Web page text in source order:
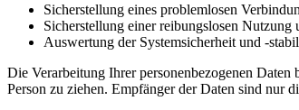
Sicherstellung eines problemlosen
Sicherstellung einer reibungslosen Nutzung
Auswertung der Systemsicherheit und -
Die Verarbeitung Ihrer personenbezogenen
Person zu ziehen. Empfänger der Daten sind nur